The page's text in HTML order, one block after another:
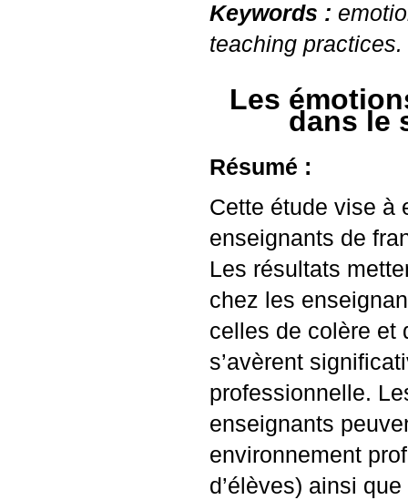
Keywords :
teaching practices.
Les
dans le
Résumé :
Cette étude vise à
enseignants de
Les résultats
chez les
celles de colère et
s’avèrent
professionnelle.
enseignants
environnement
d’élèves) ainsi